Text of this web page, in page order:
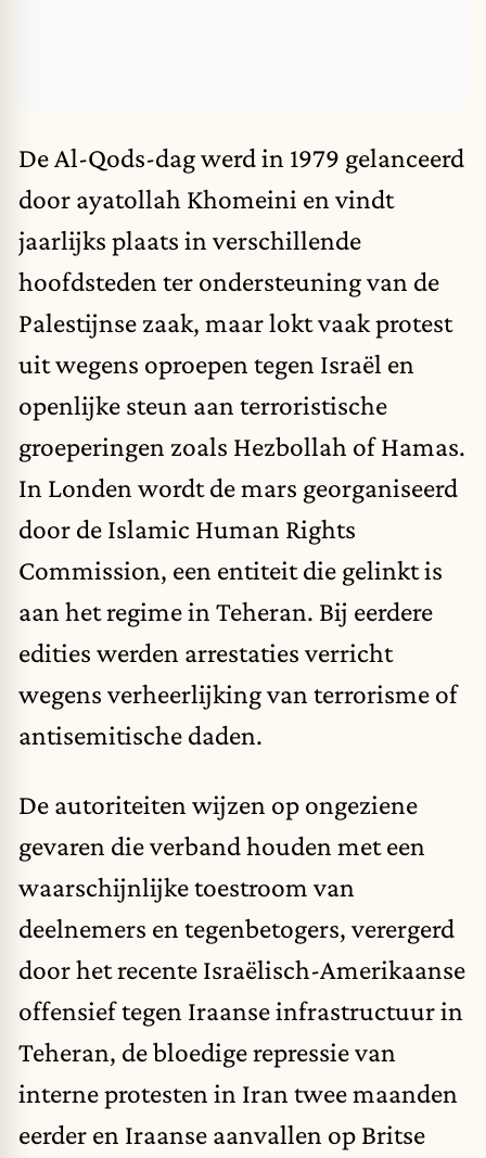
De Al-Qods-dag werd in 1979 gelanceerd
door ayatollah Khomeini en vindt
jaarlijks plaats in verschillende
hoofdsteden ter ondersteuning van de
Palestijnse zaak, maar lokt vaak protest
uit wegens oproepen tegen Israël en
openlijke steun aan terroristische
groeperingen zoals Hezbollah of Hamas.
In Londen wordt de mars georganiseerd
door de Islamic Human Rights
Commission, een entiteit die gelinkt is
aan het regime in Teheran. Bij eerdere
edities werden arrestaties verricht
wegens verheerlijking van terrorisme of
antisemitische daden.
De autoriteiten wijzen op ongeziene
gevaren die verband houden met een
waarschijnlijke toestroom van
deelnemers en tegenbetogers, verergerd
door het recente Israëlisch-Amerikaanse
offensief tegen Iraanse infrastructuur in
Teheran, de bloedige repressie van
interne protesten in Iran twee maanden
eerder en Iraanse aanvallen op Britse